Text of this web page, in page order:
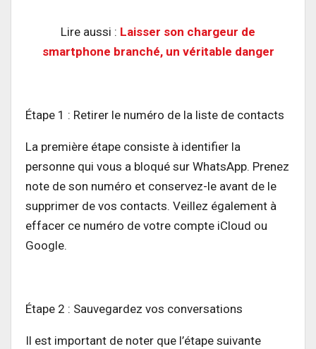
Lire aussi : Laisser son chargeur de
smartphone branché, un véritable danger
Étape 1 : Retirer le numéro de la liste de contacts
La première étape consiste à identifier la
personne qui vous a bloqué sur WhatsApp. Prenez
note de son numéro et conservez-le avant de le
supprimer de vos contacts. Veillez également à
effacer ce numéro de votre compte iCloud ou
Google.
Étape 2 : Sauvegardez vos conversations
Il est important de noter que l’étape suivante